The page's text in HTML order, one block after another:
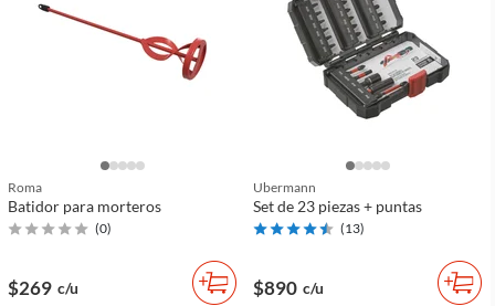
Roma
Batidor para morteros
(0)
$269 c/u
Ubermann
Set de 23 piezas + puntas
(13)
$890 c/u